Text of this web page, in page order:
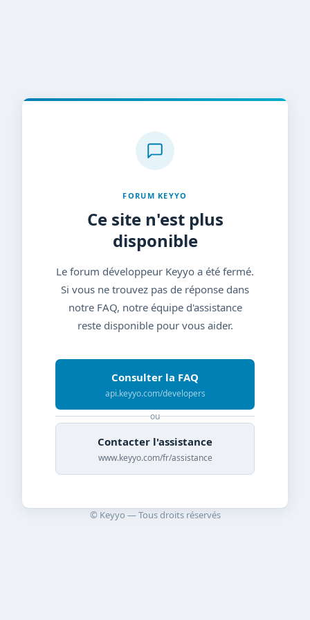
FORUM KEYYO
Ce site n'est plus
disponible
Le forum développeur Keyyo a été fermé.
Si vous ne trouvez pas de réponse dans
notre FAQ, notre équipe d'assistance
reste disponible pour vous aider.
Consulter la FAQ
api.keyyo.com/developers
ou
Contacter l'assistance
www.keyyo.com/fr/assistance
© Keyyo — Tous droits réservés